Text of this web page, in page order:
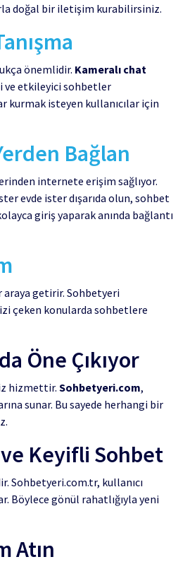
doğal bir iletişim kurabilirsiniz.
önemlidir. Kameralı chat
ve etkileyici sohbetler
isteyen kullanıcılar için
Bağlan
internete erişim sağlıyor.
evde ister dışarıda olun, sohbet
giriş yaparak anında bağlantı
araya getirir. Sohbetyeri
çeken konularda sohbetlere
Öne Çıkıyor
hizmettir. Sohbetyeri.com,
sunar. Bu sayede herhangi bir
Keyifli Sohbet
Sohbetyeri.com.tr, kullanıcı
Böylece gönül rahatlığıyla yeni
Atın